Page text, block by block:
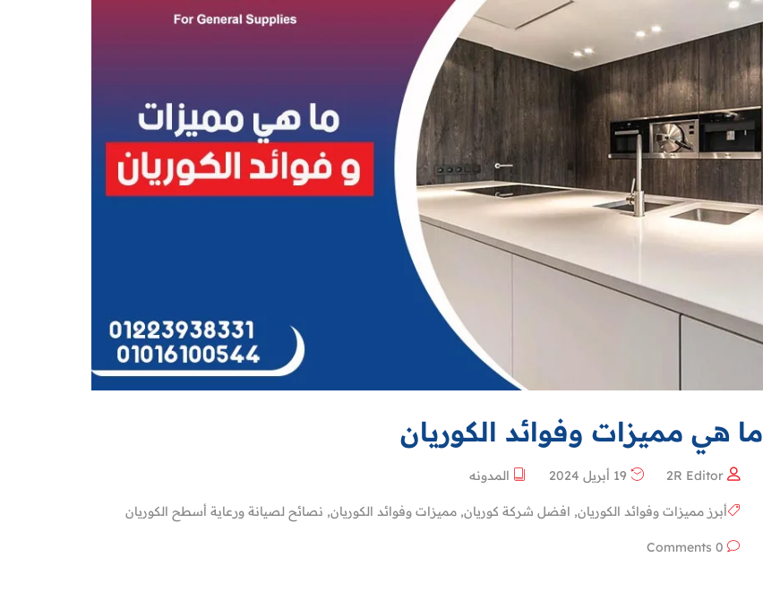
ما هي مميزات وفوائد الكوريان
2R Editor المدونه
أبرز مميزات وفوائد الكوريان, افضل شركة كوريان, مميزات وفوائد الكوريان, نصائح لصيانة ورعاية أسطح الكوريان